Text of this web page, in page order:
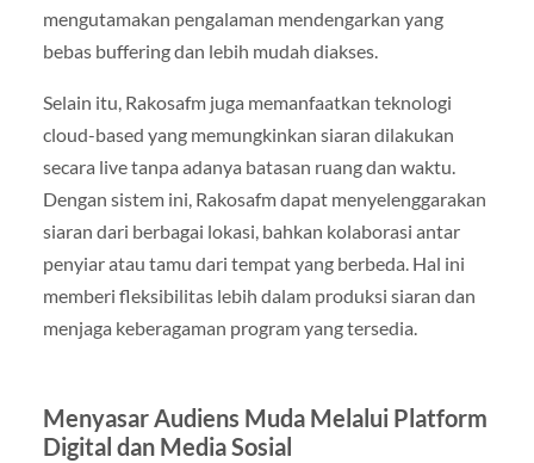
mengutamakan pengalaman mendengarkan yang
bebas buffering dan lebih mudah diakses.
Selain itu, Rakosafm juga memanfaatkan teknologi
cloud-based yang memungkinkan siaran dilakukan
secara live tanpa adanya batasan ruang dan waktu.
Dengan sistem ini, Rakosafm dapat menyelenggarakan
siaran dari berbagai lokasi, bahkan kolaborasi antar
penyiar atau tamu dari tempat yang berbeda. Hal ini
memberi fleksibilitas lebih dalam produksi siaran dan
menjaga keberagaman program yang tersedia.
Menyasar Audiens Muda Melalui Platform
Digital dan Media Sosial